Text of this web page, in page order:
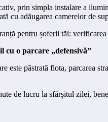
prin simpla instalare a
cu adăugarea camerelor de
pentru șoferii tăi:
cu o parcare „defensivă”
este păstrată flota, parcarea
de lucru la sfârșitul zilei,